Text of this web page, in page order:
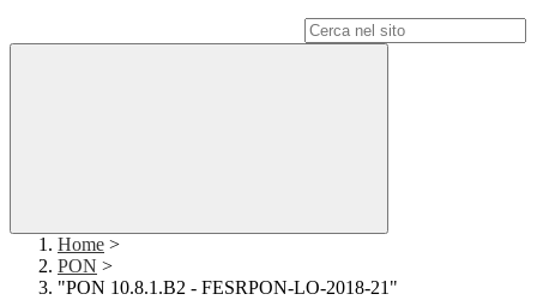
Home >
PON >
"PON 10.8.1.B2 - FESRPON-LO-2018-21"